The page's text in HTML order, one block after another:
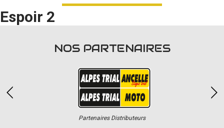
RÉSULTATS
PHOTOS / VIDÉOS
PARTENAIRES
Espoir 2
NOS PARTENAIRES
Partenaires Distributeurs